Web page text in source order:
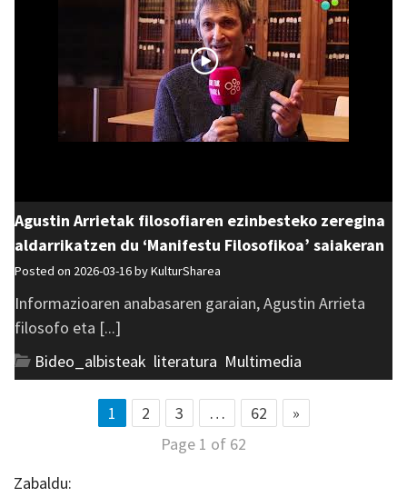
Agustin Arrietak filosofiaren ezinbesteko zeregina
aldarrikatzen du ‘Manifestu Filosofikoa’ saiakeran
Posted on 2026-03-16 byKulturSharea
Informazioaren anabasaren garaian, Agustin Arrieta
filosofo eta [...]
Bideo_albisteak literatura Multimedia
1 2 3 … 62
»
Page 1 of 62
Zabaldu: